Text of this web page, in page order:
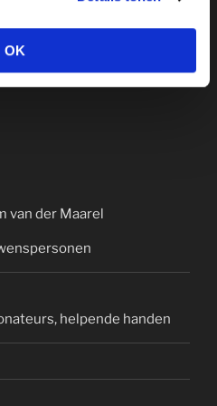
OK
van der Maarel
helpende handen